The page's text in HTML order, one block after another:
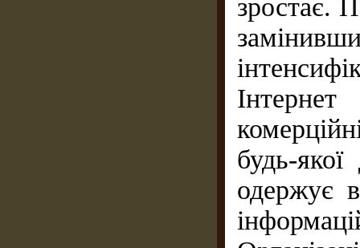
зростає.
будь-якої
одержує